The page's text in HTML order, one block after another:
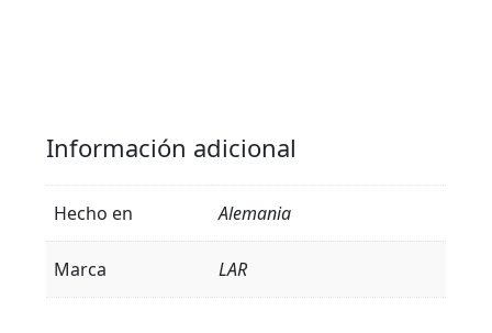
Información adicional
Hecho en Alemania
Marca LAR